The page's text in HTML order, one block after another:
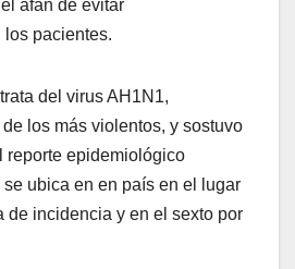
afán de evitar
pacientes.
del virus AH1N1,
los más violentos, y sostuvo
reporte epidemiológico
ubica en en país en el lugar
de incidencia y en el sexto por